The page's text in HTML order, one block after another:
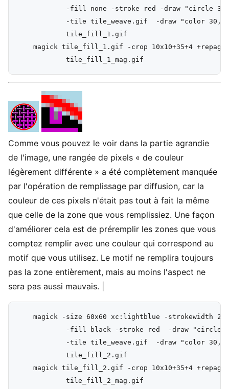
-fill none -stroke red -draw "circle
-tile tile_weave.gif  -draw "color
            tile_fill_1.gif
magick tile_fill_1.gif -crop 10x10+35+4 +repage
Comme vous pouvez le voir dans la partie agrandie
de l'image, une rangée de pixels « de couleur
légèrement différente » a été complètement manquée
par l'opération de remplissage par diffusion, car la
couleur de ces pixels n'était pas tout à fait la même
que celle de la zone que vous remplissiez. Une façon
d'améliorer cela est de préremplir les zones que vous
comptez remplir avec une couleur qui correspond au
motif que vous utilisez. Le motif ne remplira toujours
pas la zone entièrement, mais au moins l'aspect ne
sera pas aussi mauvais. |
    magick -size 60x60 xc:lightblue -strokewidth 2 \
-fill black -stroke red  -draw "circle
-tile tile_weave.gif  -draw "color
            tile_fill_2.gif
magick tile_fill_2.gif -crop 10x10+35+4 +repage